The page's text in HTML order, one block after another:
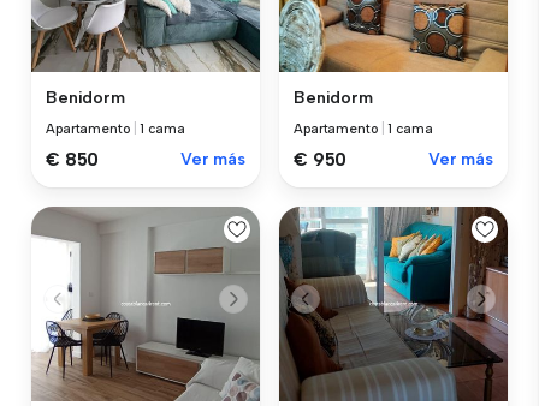
Benidorm
Apartamento |1 cama
€ 850 Ver más
Benidorm
Apartamento |1 cama
€ 950 Ver más